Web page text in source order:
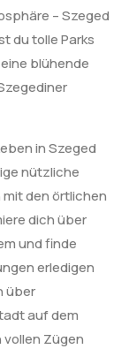
– Szeged
du tolle Parks
blühende
in Szeged
nützliche
den örtlichen
dich über
und finde
erledigen
über
auf dem
vollen Zügen